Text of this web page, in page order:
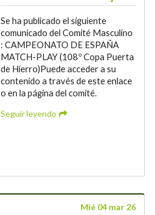
Se ha publicado el siguiente
comunicado del Comité Masculino
: CAMPEONATO DE ESPAÑA
MATCH-PLAY (108º Copa Puerta
de Hierro)Puede acceder a su
contenido a través de este enlace
o en la página del comité.
Seguir leyendo
Mié 04 mar 26